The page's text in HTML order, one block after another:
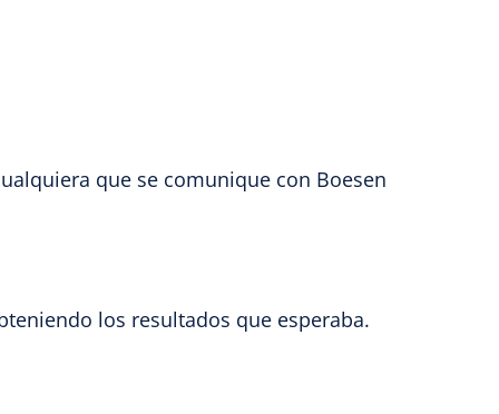
que se comunique con Boesen
los resultados que esperaba.